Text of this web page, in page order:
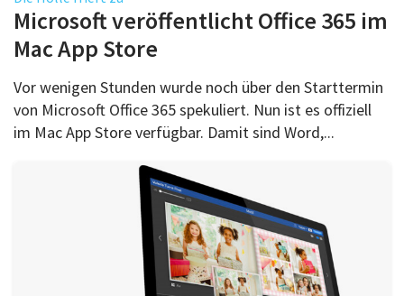
Microsoft veröffentlicht Office 365 im
Mac App Store
Vor wenigen Stunden wurde noch über den Starttermin
von Microsoft Office 365 spekuliert. Nun ist es offiziell
im Mac App Store verfügbar. Damit sind Word,...